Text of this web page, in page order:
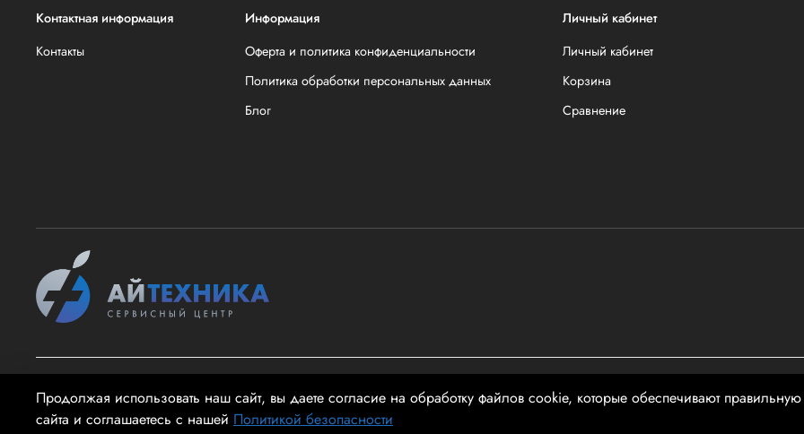
Контактная информация
Контакты
Информация
Оферта и политика конфиденциальности
Политика обработки персональных данных
Блог
Личный кабинет
Личный кабинет
Корзина
Сравнение
Продолжая использовать наш сайт, вы даете согласие на обработку файлов cookie, которые обеспечивают правильную
сайта и соглашаетесь с нашей Политикой безопасности